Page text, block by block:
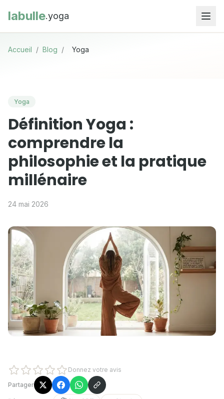
labulle.yoga
Accueil / Blog / Yoga
Yoga
Définition Yoga :
comprendre la
philosophie et la pratique
millénaire
24 mai 2026
Donnez votre avis
Partager